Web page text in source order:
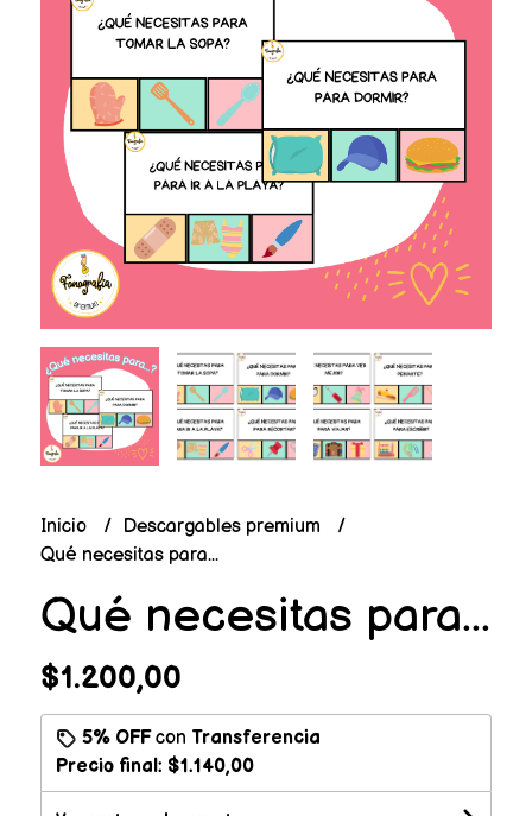
Inicio
Descargables premium
Qué necesitas para...
Qué necesitas para...
$1.200,00
5% OFFcon Transferencia
Precio final: $1.140,00